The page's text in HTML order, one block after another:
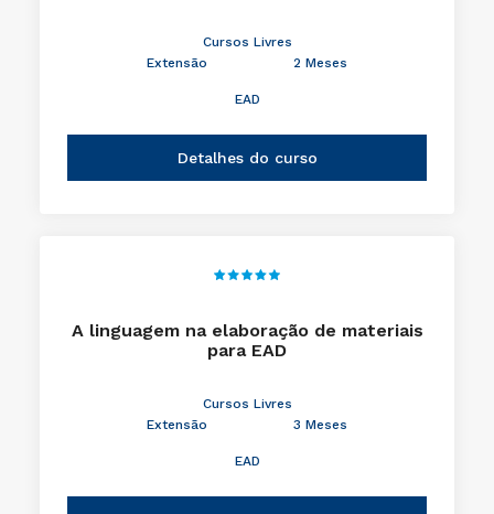
Cursos Livres
Extensão
2 Meses
EAD
Detalhes do curso
A linguagem na elaboração de materiais
para EAD
Cursos Livres
Extensão
3 Meses
EAD